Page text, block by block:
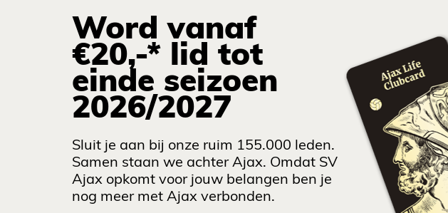
Word vanaf
€20,-* lid tot
einde seizoen
2026/2027
Sluit je aan bij onze ruim 155.000 leden.
Samen staan we achter Ajax. Omdat SV
Ajax opkomt voor jouw belangen ben je
nog meer met Ajax verbonden.